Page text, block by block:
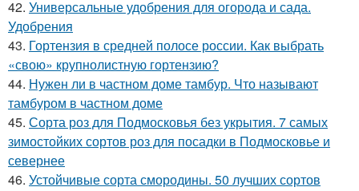
42. Универсальные удобрения для огорода и сада.
Удобрения
43. Гортензия в средней полосе россии. Как выбрать
«свою» крупнолистную гортензию?
44. Нужен ли в частном доме тамбур. Что называют
тамбуром в частном доме
45. Сорта роз для Подмосковья без укрытия. 7 самых
зимостойких сортов роз для посадки в Подмосковье и
севернее
46. Устойчивые сорта смородины. 50 лучших сортов